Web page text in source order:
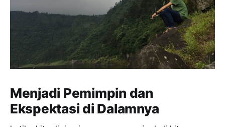
Menjadi Pemimpin dan
Ekspektasi di Dalamnya